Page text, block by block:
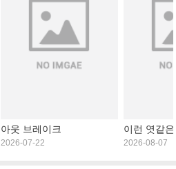
아웃 브레이크
2026-07-22
이런 엿같
2026-08-07